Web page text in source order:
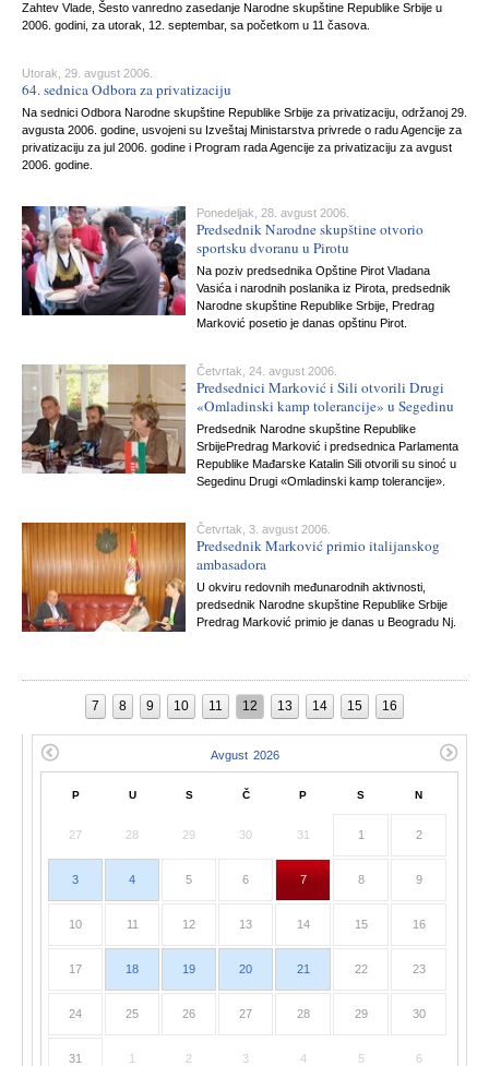
Zahtev Vlade, Šesto vanredno zasedanje Narodne skupštine Republike Srbije u
2006. godini, za utorak, 12. septembar, sa početkom u 11 časova.
Utorak, 29. avgust 2006.
64. sednica Odbora za privatizaciju
Na sednici Odbora Narodne skupštine Republike Srbije za privatizaciju, održanoj 29.
avgusta 2006. godine, usvojeni su Izveštaj Ministarstva privrede o radu Agencije za
privatizaciju za jul 2006. godine i Program rada Agencije za privatizaciju za avgust
2006. godine.
Ponedeljak, 28. avgust 2006.
Predsednik Narodne skupštine otvorio
sportsku dvoranu u Pirotu
Na poziv predsednika Opštine Pirot Vladana
Vasića i narodnih poslanika iz Pirota, predsednik
Narodne skupštine Republike Srbije, Predrag
Marković posetio je danas opštinu Pirot.
Četvrtak, 24. avgust 2006.
Predsednici Marković i Sili otvorili Drugi
«Omladinski kamp tolerancije» u Segedinu
Predsednik Narodne skupštine Republike
SrbijePredrag Marković i predsednica Parlamenta
Republike Mađarske Katalin Sili otvorili su sinoć u
Segedinu Drugi «Omladinski kamp tolerancije».
Četvrtak, 3. avgust 2006.
Predsednik Marković primio italijanskog
ambasadora
U okviru redovnih međunarodnih aktivnosti,
predsednik Narodne skupštine Republike Srbije
Predrag Marković primio je danas u Beogradu Nj.
7 8 9 10 11 12 13 14 15 16
P U S Č P S N
27 28 29 30 31 1 2
3 4 5 6 7 8 9
10 11 12 13 14 15 16
17 18 19 20 21 22 23
24 25 26 27 28 29 30
31 1 2 3 4 5 6